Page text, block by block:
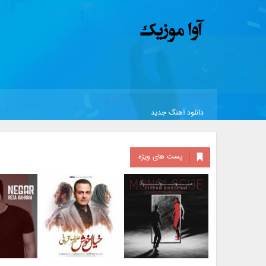
دانلود آهنگ جدید
پست های ویژه